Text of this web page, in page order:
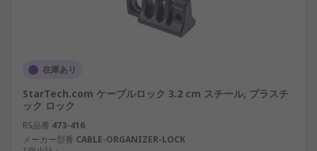
在庫あり
StarTech.com ケーブルロック 3.2 cm スチール, プラスチ
ック ロック
RS品番 473-416
メーカー型番 CABLE-ORGANIZER-LOCK